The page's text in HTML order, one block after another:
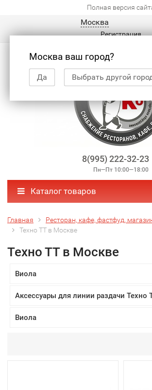
Полная версия
Москва
Москва ваш город?
Да Выбрать другой
Регистрация
8(995) 222-32-23
Пн—Пт 10:00—18:00
Каталог товаров
Главная Ресторан, кафе, фастфуд,
Техно ТТ в Москве
Техно ТТ в Москве
Виола
Аксессуары для линии раздачи Техно
Виола